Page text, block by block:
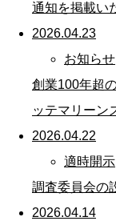
通知を掲載い
2026.04.23
お知らせ
創業100年超
ッテマリーン
2026.04.22
適時開示
調査委員会の
2026.04.14